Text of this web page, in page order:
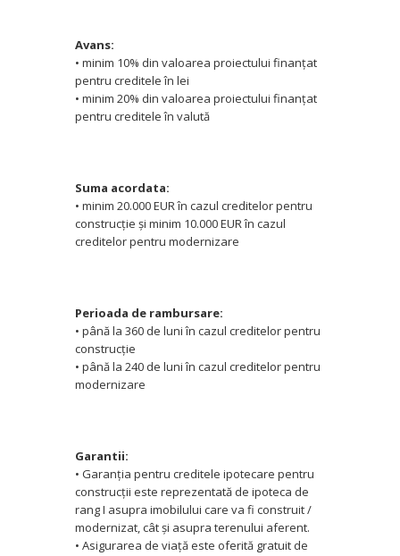
Avans:
• minim 10% din valoarea proiectului finanţat
pentru creditele în lei
• minim 20% din valoarea proiectului finanţat
pentru creditele în valută
Suma acordata:
• minim 20.000 EUR în cazul creditelor pentru
construcţie şi minim 10.000 EUR în cazul
creditelor pentru modernizare
Perioada de rambursare:
• până la 360 de luni în cazul creditelor pentru
construcţie
• până la 240 de luni în cazul creditelor pentru
modernizare
Garantii:
• Garanţia pentru creditele ipotecare pentru
construcţii este reprezentată de ipoteca de
rang I asupra imobilului care va fi construit /
modernizat, cât şi asupra terenului aferent.
• Asigurarea de viaţă este oferită gratuit de